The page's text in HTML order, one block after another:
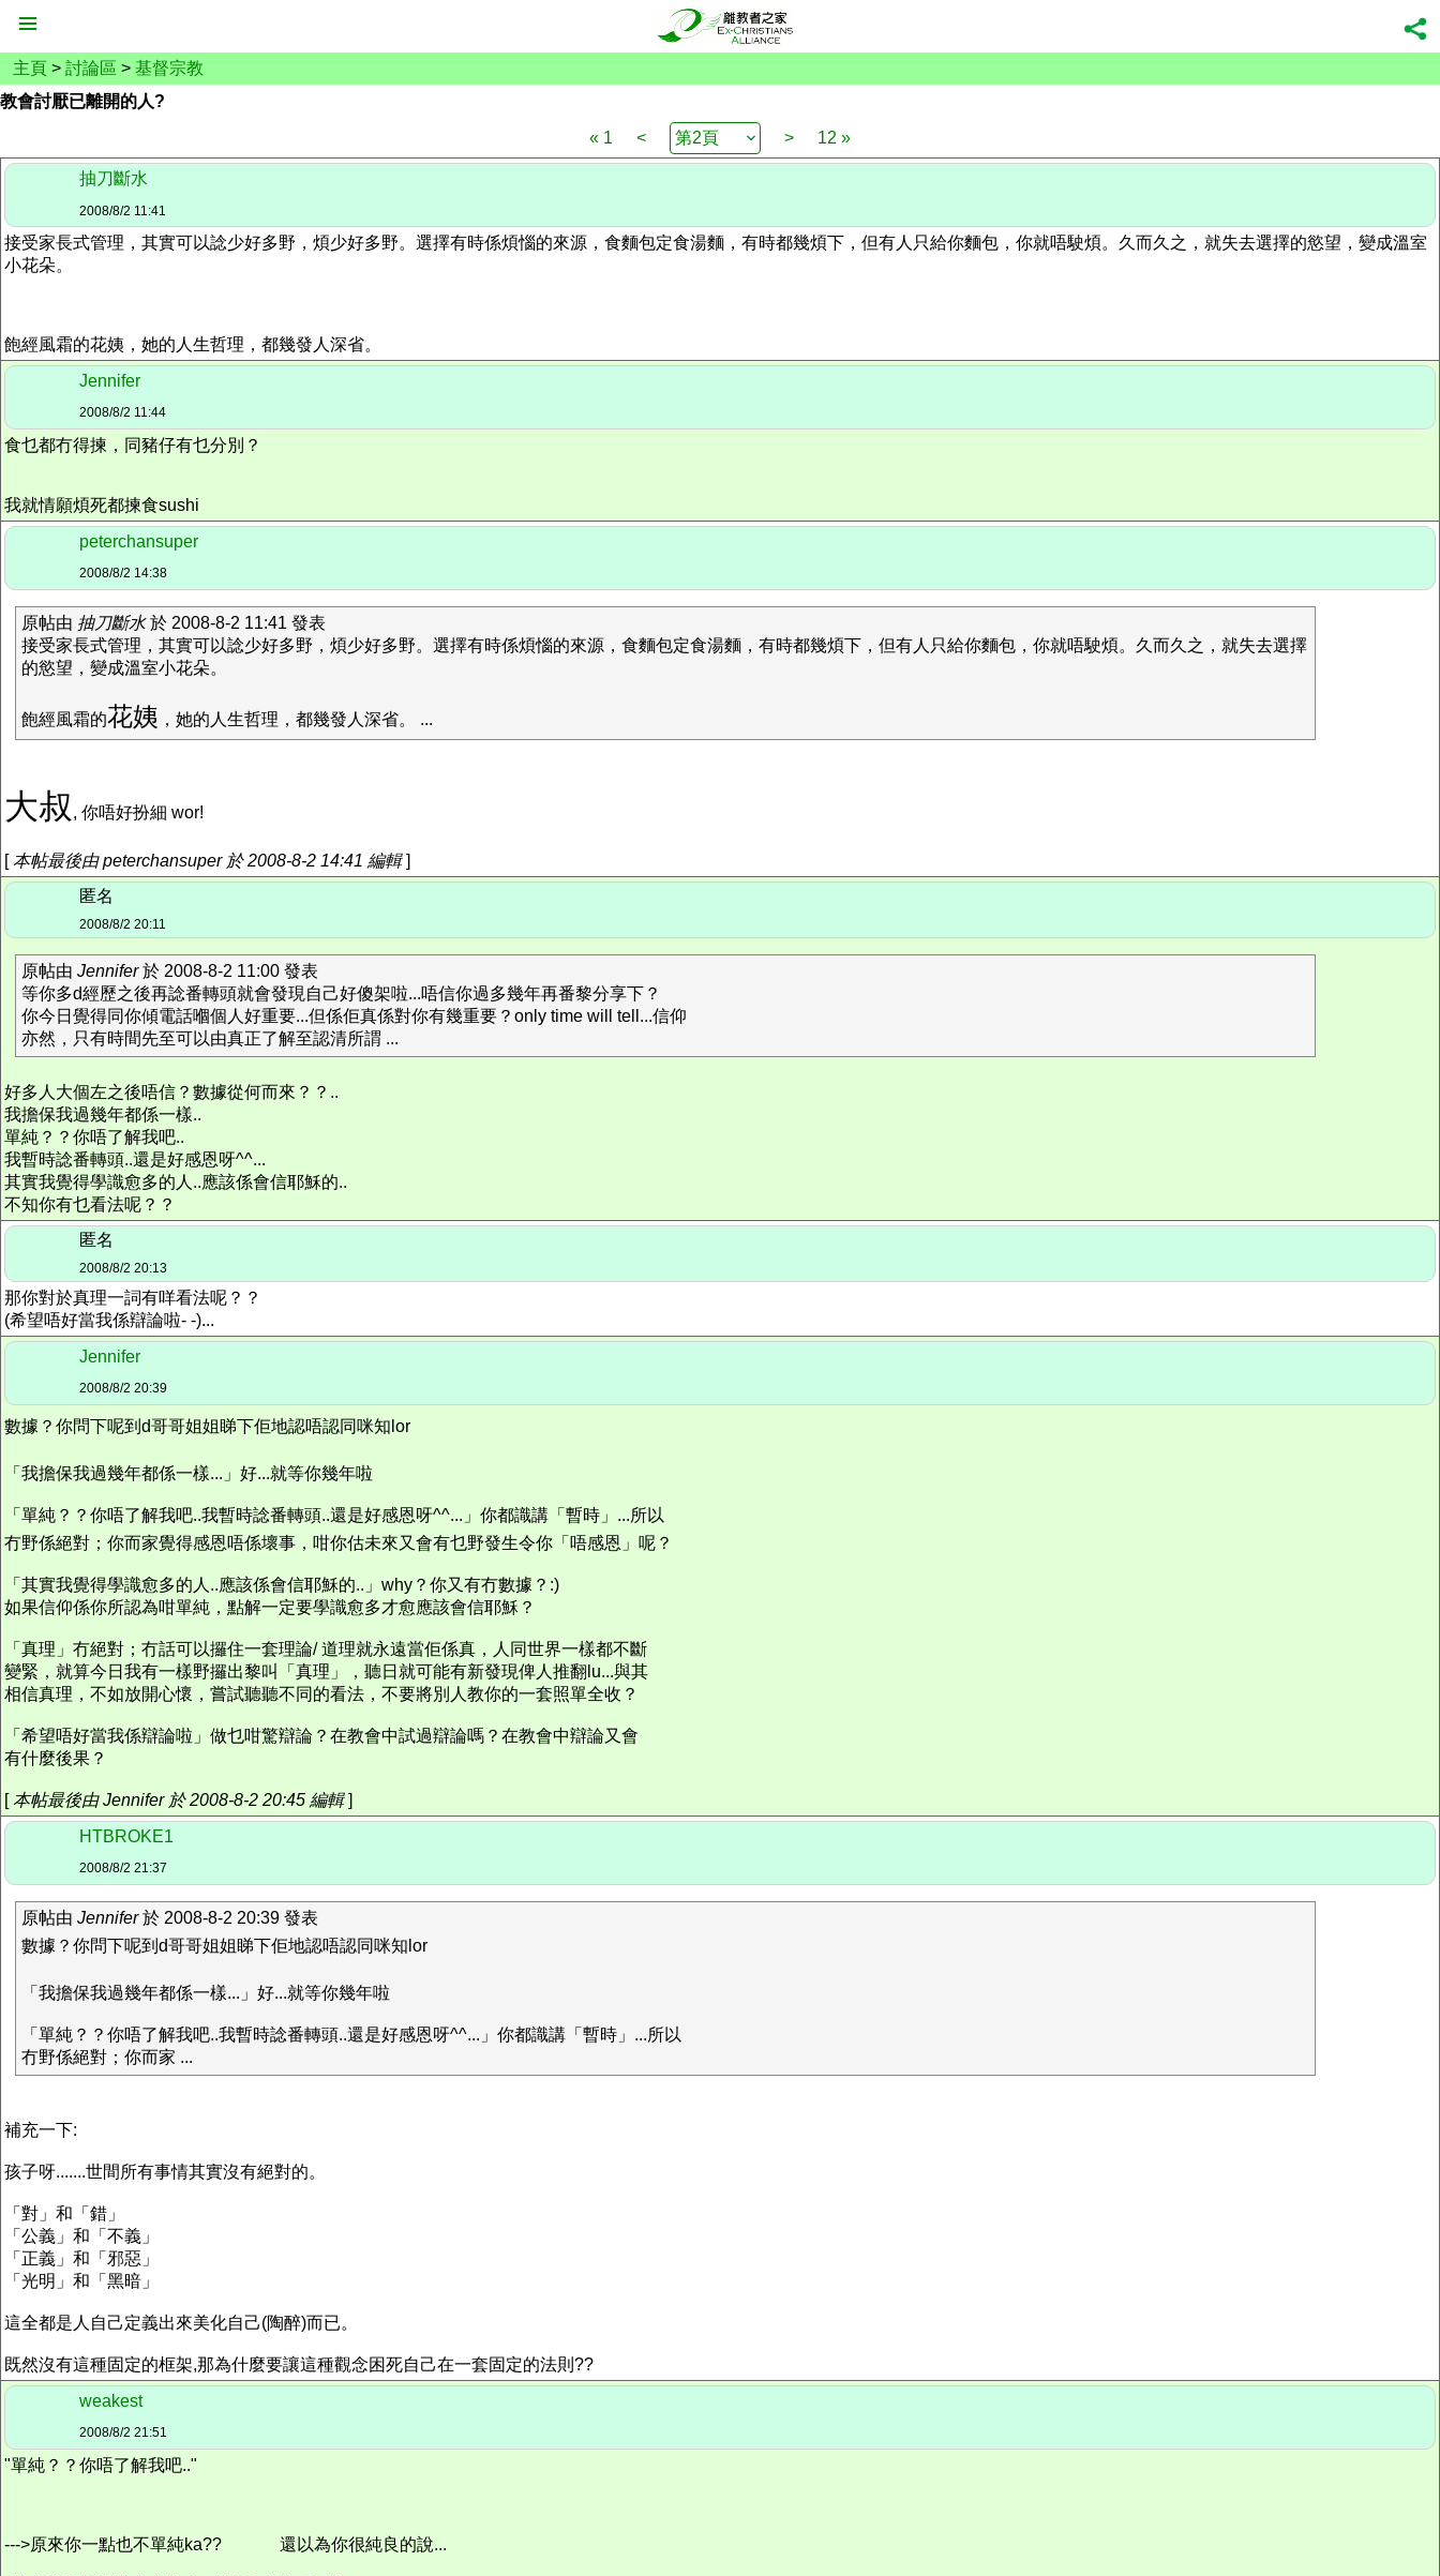
主頁 > 討論區 > 基督宗教
教會討厭已離開的人?
« 1
< > 12 »
抽刀斷水
2008/8/2 11:41
接受家長式管理，其實可以諗少好多野，煩少好多野。選擇有時係煩惱的來源，食麵包定食湯麵，有時都幾煩下，但有人只給你麵包，你就唔駛煩。久而久之，就失去選擇的慾望，變成溫室
小花朵。
飽經風霜的花姨，她的人生哲理，都幾發人深省。
Jennifer
2008/8/2 11:44
食乜都冇得揀，同豬仔有乜分別？
我就情願煩死都揀食sushi
peterchansuper
2008/8/2 14:38
原帖由 抽刀斷水於 2008-8-2 11:41 發表
接受家長式管理，其實可以諗少好多野，煩少好多野。選擇有時係煩惱的來源，食麵包定食湯麵，有時都幾煩下，但有人只給你麵包，你就唔駛煩。久而久之，就失去選擇
的慾望，變成溫室小花朵。
飽經風霜的花姨 ，她的人生哲理，都幾發人深省。 ...
大叔 , 你唔好扮細 wor!
[本帖最後由 peterchansuper 於 2008-8-2 14:41 編輯]
匿名
2008/8/2 20:11
原帖由 Jennifer於 2008-8-2 11:00 發表
等你多d經歷之後再諗番轉頭就會發現自己好傻架啦...唔信你過多幾年再番黎分享下？
你今日覺得同你傾電話嗰個人好重要...但係佢真係對你有幾重要？only time will tell...信仰
亦然，只有時間先至可以由真正了解至認清所謂 ...
好多人大個左之後唔信？數據從何而來？？..
我擔保我過幾年都係一樣..
單純？？你唔了解我吧..
我暫時諗番轉頭..還是好感恩呀^^...
其實我覺得學識愈多的人..應該係會信耶穌的..
不知你有乜看法呢？？
匿名
2008/8/2 20:13
那你對於真理一詞有咩看法呢？？
(希望唔好當我係辯論啦- -)...
Jennifer
2008/8/2 20:39
數據？你問下呢到d哥哥姐姐睇下佢地認唔認同咪知lor
「我擔保我過幾年都係一樣...」好...就等你幾年啦
「單純？？你唔了解我吧..我暫時諗番轉頭..還是好感恩呀^^...」你都識講「暫時」...所以
冇野係絕對；你而家覺得感恩唔係壞事，咁你估未來又會有乜野發生令你「唔感恩」呢？
「其實我覺得學識愈多的人..應該係會信耶穌的..」why？你又有冇數據？:)
如果信仰係你所認為咁單純，點解一定要學識愈多才愈應該會信耶穌？
「真理」冇絕對；冇話可以攞住一套理論/ 道理就永遠當佢係真，人同世界一樣都不斷
變緊，就算今日我有一樣野攞出黎叫「真理」，聽日就可能有新發現俾人推翻lu...與其
相信真理，不如放開心懷，嘗試聽聽不同的看法，不要將別人教你的一套照單全收？
「希望唔好當我係辯論啦」做乜咁驚辯論？在教會中試過辯論嗎？在教會中辯論又會
有什麼後果？
[本帖最後由 Jennifer 於 2008-8-2 20:45 編輯]
HTBROKE1
2008/8/2 21:37
原帖由 Jennifer於 2008-8-2 20:39 發表
數據？你問下呢到d哥哥姐姐睇下佢地認唔認同咪知lor
「我擔保我過幾年都係一樣...」好...就等你幾年啦
「單純？？你唔了解我吧..我暫時諗番轉頭..還是好感恩呀^^...」你都識講「暫時」...所以
冇野係絕對；你而家 ...
補充一下:
孩子呀.......世間所有事情其實沒有絕對的。
「對」和「錯」
「公義」和「不義」
「正義」和「邪惡」
「光明」和「黑暗」
這全都是人自己定義出來美化自己(陶醉)而已。
既然沒有這種固定的框架,那為什麼要讓這種觀念困死自己在一套固定的法則??
weakest
2008/8/2 21:51
"單純？？你唔了解我吧.."
--->原來你一點也不單純ka?? 還以為你很純良的說...